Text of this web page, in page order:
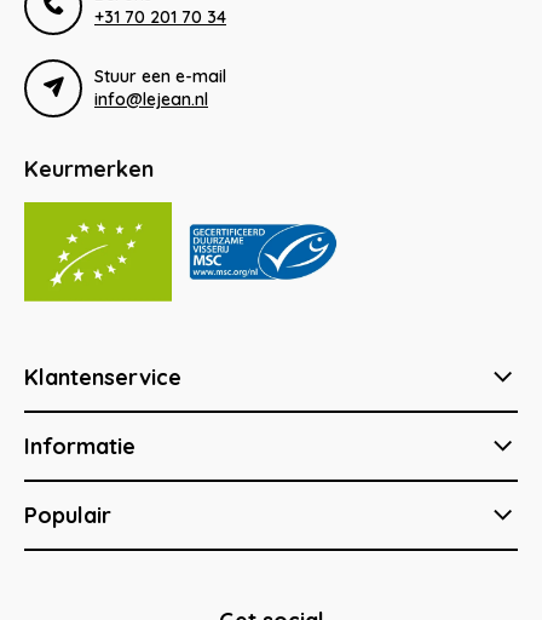
+31 70 201 70 34
Stuur een e-mail
info@lejean.nl
Keurmerken
Klantenservice
Informatie
Populair